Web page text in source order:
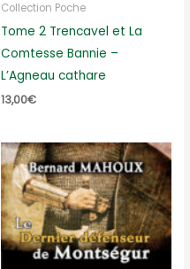
Collection Poche
Tome 2 Trencavel et La
Comtesse Bannie –
L’Agneau cathare
13,00€